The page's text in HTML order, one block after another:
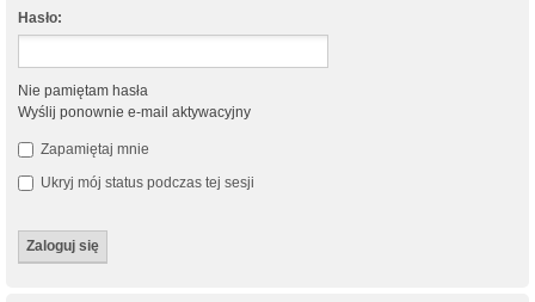
Hasło:
Nie pamiętam hasła
Wyślij ponownie e-mail aktywacyjny
Zapamiętaj mnie
Ukryj mój status podczas tej sesji